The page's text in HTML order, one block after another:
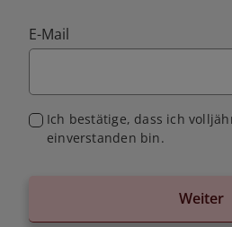
E-Mail
Ich bestätige, dass ich
einverstanden bin.
Weiter